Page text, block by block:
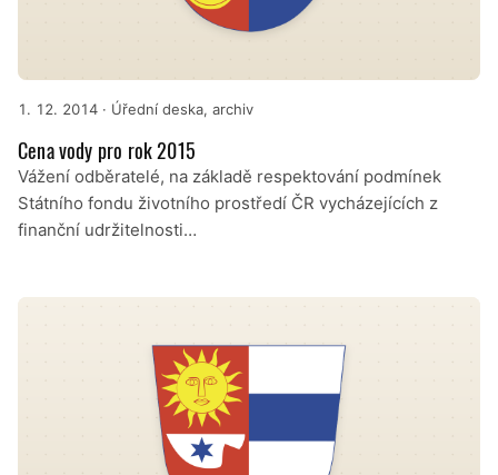
1. 12. 2014 · Úřední deska, archiv
Cena vody pro rok 2015
Vážení odběratelé, na základě respektování podmínek
Státního fondu životního prostředí ČR vycházejících z
finanční udržitelnosti…